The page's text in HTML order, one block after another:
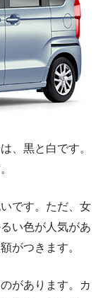
、黒と白です。
です。ただ、女
い色が人気があ
がつきます。
があります。カ